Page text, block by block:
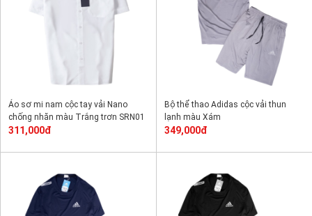
Áo sơ mi nam cộc tay vải Nano
chống nhăn màu Trắng trơn SRN01
311,000đ
Bộ thể thao Adidas cộc vải thun
lạnh màu Xám
349,000đ